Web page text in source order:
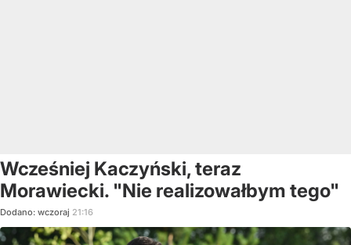
Wcześniej Kaczyński, teraz
Morawiecki. "Nie realizowałbym tego"
Dodano: wczoraj 21:16